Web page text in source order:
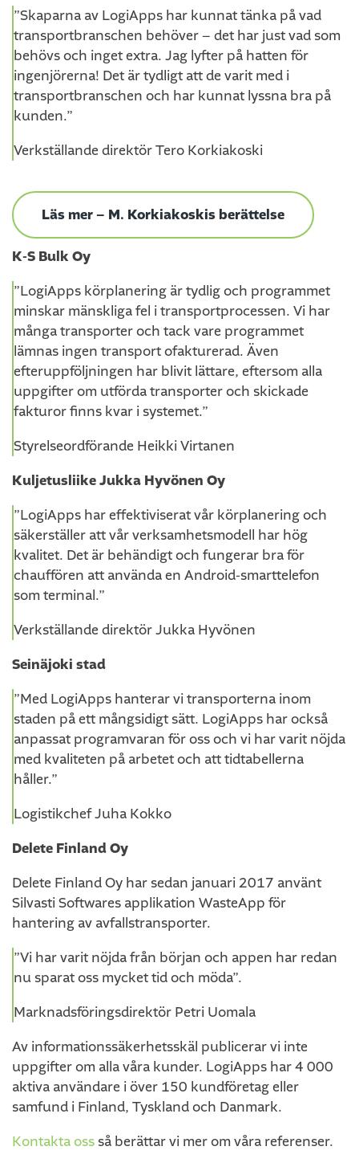
”Skaparna av LogiApps har kunnat tänka på vad
transportbranschen behöver – det har just vad som
behövs och inget extra. Jag lyfter på hatten för
ingenjörerna! Det är tydligt att de varit med i
transportbranschen och har kunnat lyssna bra på
kunden.”
Verkställande direktör Tero Korkiakoski
Läs mer – M. Korkiakoskis berättelse
K-S Bulk Oy
”LogiApps körplanering är tydlig och programmet
minskar mänskliga fel i transportprocessen. Vi har
många transporter och tack vare programmet
lämnas ingen transport ofakturerad. Även
efteruppföljningen har blivit lättare, eftersom alla
uppgifter om utförda transporter och skickade
fakturor finns kvar i systemet.”
Styrelseordförande Heikki Virtanen
Kuljetusliike Jukka Hyvönen Oy
”LogiApps har effektiviserat vår körplanering och
säkerställer att vår verksamhetsmodell har hög
kvalitet. Det är behändigt och fungerar bra för
chauffören att använda en Android-smarttelefon
som terminal.”
Verkställande direktör Jukka Hyvönen
Seinäjoki stad
”Med LogiApps hanterar vi transporterna inom
staden på ett mångsidigt sätt. LogiApps har också
anpassat programvaran för oss och vi har varit nöjda
med kvaliteten på arbetet och att tidtabellerna
håller.”
Logistikchef Juha Kokko
Delete Finland Oy
Delete Finland Oy har sedan januari 2017 använt
Silvasti Softwares applikation WasteApp för
hantering av avfallstransporter.
”Vi har varit nöjda från början och appen har redan
nu sparat oss mycket tid och möda”.
Marknadsföringsdirektör Petri Uomala
Av informationssäkerhetsskäl publicerar vi inte
uppgifter om alla våra kunder. LogiApps har 4 000
aktiva användare i över 150 kundföretag eller
samfund i Finland, Tyskland och Danmark.
Kontakta oss så berättar vi mer om våra referenser.